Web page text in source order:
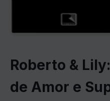
Roberto &
de Amor e